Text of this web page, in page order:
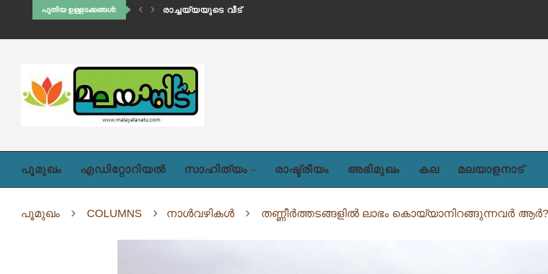
പുതിയ ഉള്ളടക്കങ്ങൾ: ഹിഡിംബി (അദ്ധ്യായം ഒന്ന്)
പൂമുഖം എഡിറ്റോറിയൽ സാഹിത്യം രാഷ്ട്രീയം അഭിമുഖം കല മലയാളനാട്
പൂമുഖം COLUMNS നാൾവഴികൾ തണ്ണീർത്തടങ്ങളിൽ ലാഭം കൊയ്യാനിറങ്ങുന്നവർ ആർ?